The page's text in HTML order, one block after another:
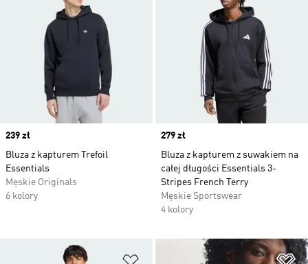
Price
239 zł
Bluza z kapturem Trefoil
Essentials
Męskie Originals
6 kolory
Price
279 zł
Bluza z kapturem z suwakiem na
całej długości Essentials 3-
Stripes French Terry
Męskie Sportswear
4 kolory
Dodaj do listy życzeń